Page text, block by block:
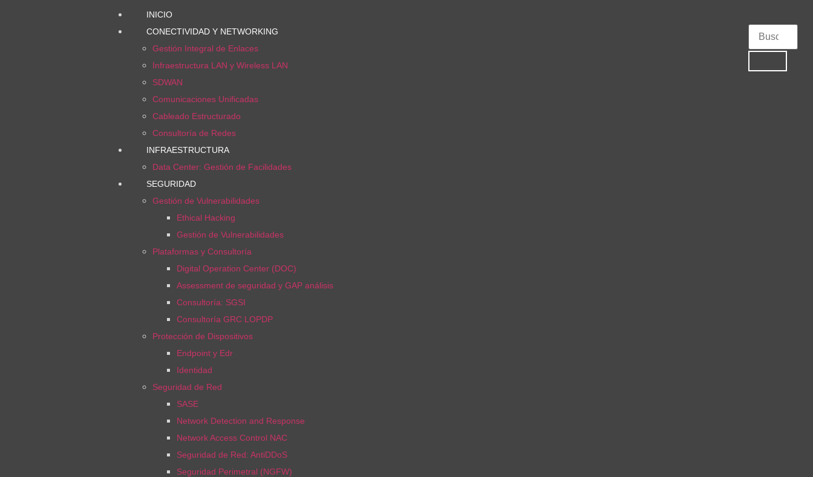
INICIO
CONECTIVIDAD Y NETWORKING
Gestión Integral de Enlaces
Infraestructura LAN y Wireless LAN
SDWAN
Comunicaciones Unificadas
Cableado Estructurado
Consultoría de Redes
INFRAESTRUCTURA
Data Center: Gestión de Facilidades
SEGURIDAD
Gestión de Vulnerabilidades
Ethical Hacking
Gestión de Vulnerabilidades
Plataformas y Consultoría
Digital Operation Center (DOC)
Assessment de seguridad y GAP análisis
Consultoría: SGSI
Consultoría GRC LOPDP
Protección de Dispositivos
Endpoint y Edr
Identidad
Seguridad de Red
SASE
Network Detection and Response
Network Access Control NAC
Seguridad de Red: AntiDDoS
Seguridad Perimetral (NGFW)